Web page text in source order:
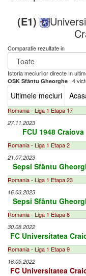
(E1)
Comparatie rezultate in
Istoria meciurilor directe In
OSK Sfântu Gheorghe : 4
Ultimele meciuri
Romania - Liga 1 Etapa 17
27.11.2023
FCU 1948 Craiova
Romania - Liga 1 Etapa 2
21.07.2023
Sepsi Sfântu
Romania - Liga 1 Etapa 23
16.03.2023
Sepsi Sfântu
Romania - Liga 1 Etapa 8
30.08.2022
FC Universitatea
Romania - Liga 1 Etapa 9
16.05.2022
FC Universitatea